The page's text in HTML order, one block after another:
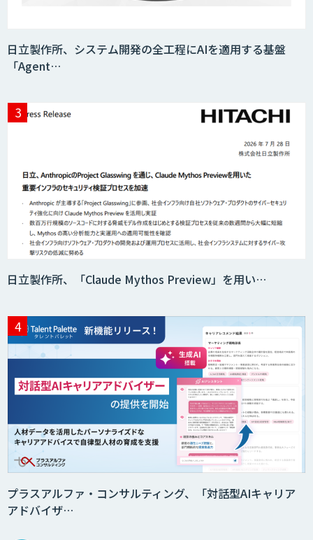
ニーズを理解する対話型AIエージェント
Web接客を進化させる対話型AIエージェ
ント「AI’mON for WEB」
Agentforce
Questella
対話型AI×データ分析で顧客接点を革新
ローカル対応文書管理AIシステム
Galaxy-Eye Episode
日立製作所、システム開発の全工程にAIを適用する基盤
「Agent…
日立製作所、「Claude Mythos Preview」を用い…
プラスアルファ・コンサルティング、「対話型AIキャリア
アドバイザ…